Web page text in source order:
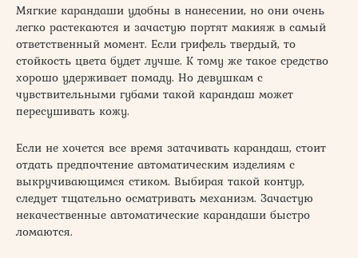
Мягкие карандаши удобны в нанесении, но они очень
легко растекаются и зачастую портят макияж в самый
ответственный момент. Если грифель твердый, то
стойкость цвета будет лучше. К тому же такое средство
хорошо удерживает помаду. Но девушкам с
чувствительными губами такой карандаш может
пересушивать кожу.
Если не хочется все время затачивать карандаш, стоит
отдать предпочтение автоматическим изделиям с
выкручивающимся стиком. Выбирая такой контур,
следует тщательно осматривать механизм. Зачастую
некачественные автоматические карандаши быстро
ломаются.